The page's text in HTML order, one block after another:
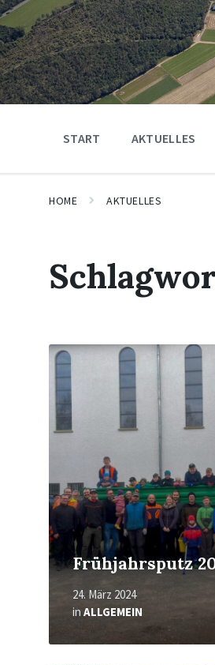
START AKTUELLES
HOME AKTUELLES
Frühjahrsputz
24. März 2024
in ALLGEMEIN
Mehr
erfahren